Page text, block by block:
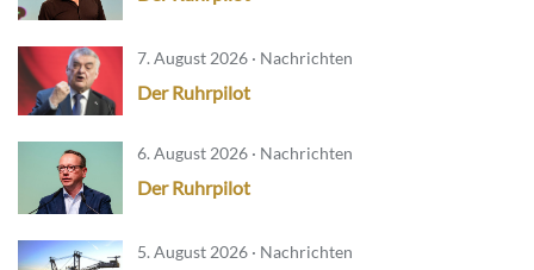
7. August 2026 · Nachrichten
Der Ruhrpilot
6. August 2026 · Nachrichten
Der Ruhrpilot
5. August 2026 · Nachrichten